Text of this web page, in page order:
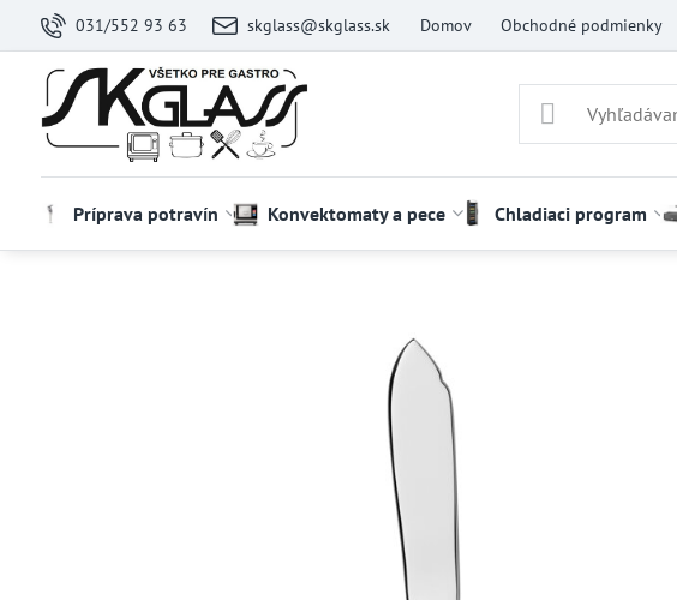
031/552 93 63 skglass@skglass.sk Domov Obchodné podmienky
Príprava potravín Konvektomaty a pece Chladiaci program